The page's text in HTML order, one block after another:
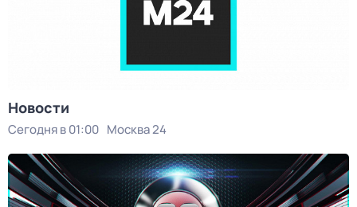
Новости
Сегодня в 01:00 Москва 24